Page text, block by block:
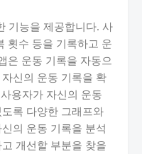
기능을 제공합니다. 사
횟수 등을 기록하고 운
은 운동 기록을 자동으
신의 운동 기록을 확
용자가 자신의 운동
록 다양한 그래프와
의 운동 기록을 분석
개선할 부분을 찾을